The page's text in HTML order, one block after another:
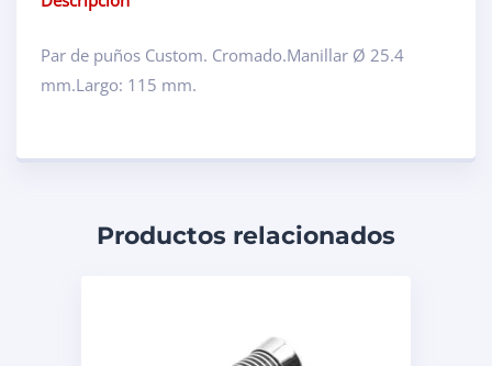
Par de puños Custom. Cromado.Manillar Ø 25.4
mm.Largo: 115 mm.
Productos relacionados